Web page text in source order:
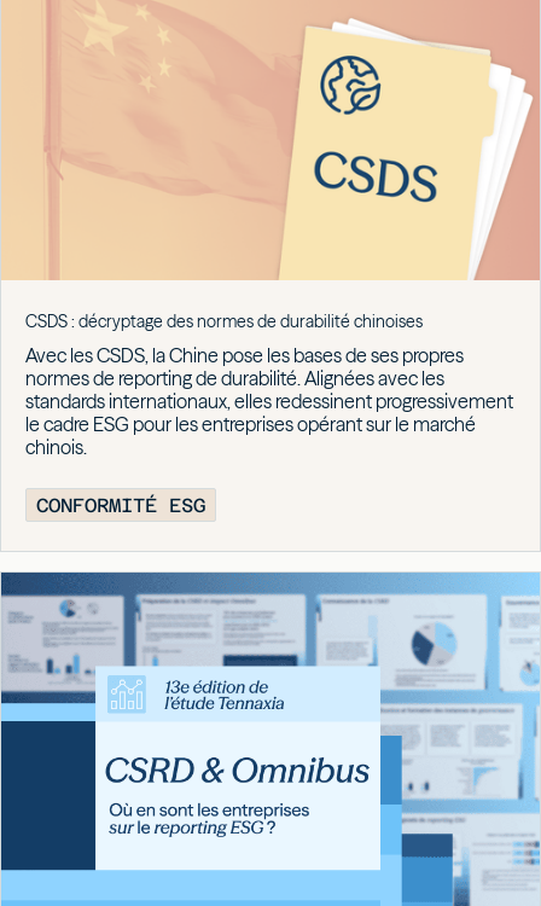
CSDS : décryptage des normes de durabilité chinoises
Avec les CSDS, la Chine pose les bases de ses propres
normes de reporting de durabilité. Alignées avec les
standards internationaux, elles redessinent progressivement
le cadre ESG pour les entreprises opérant sur le marché
chinois.
CONFORMITÉ ESG